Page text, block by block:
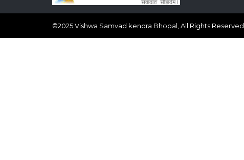
©2025Vishwa Samvad kendra Bhopal, All Rights Reserved